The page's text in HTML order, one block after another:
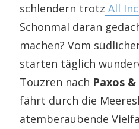
schlendern trotz All
Schonmal daran
machen? Vom
starten täglich
Touzren nach Paxos
fährt durch die
atemberaubende